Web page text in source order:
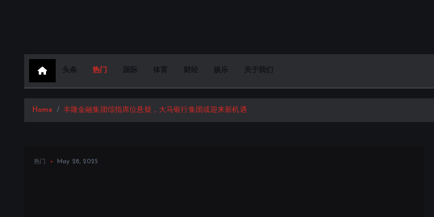
头条 热门 国际 体育 财经 娱乐 关于我们
Home 丰隆金融集团综指席位悬疑，大马银行集团或迎来新机遇
热门 May 28, 2025